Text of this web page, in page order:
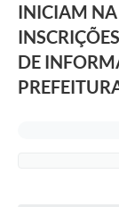
INICIAM NA
DE